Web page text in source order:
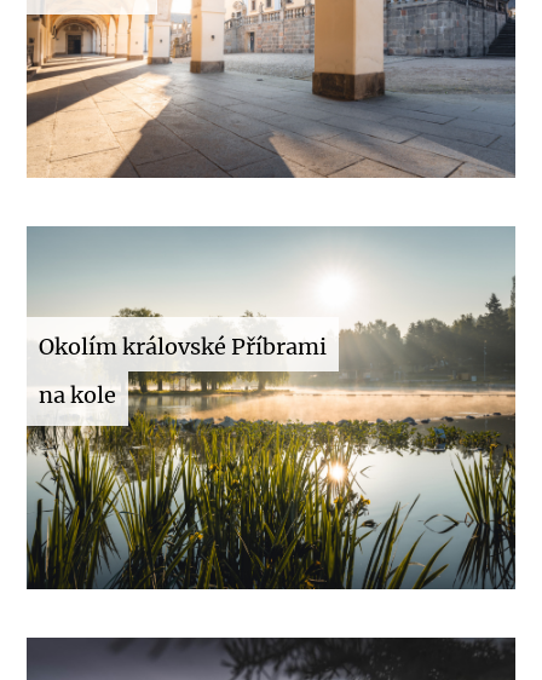
Okolím královské Příbrami
na kole